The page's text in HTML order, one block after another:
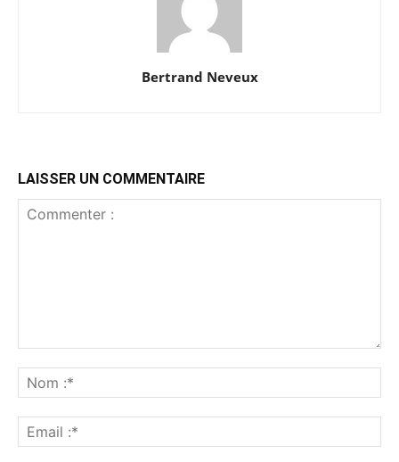
Bertrand Neveux
LAISSER UN COMMENTAIRE